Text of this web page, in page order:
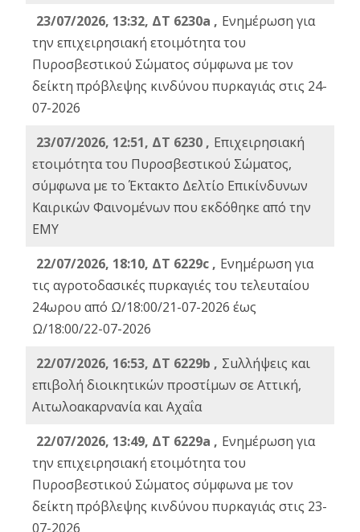
23/07/2026, 13:32, ΔΤ 6230a , Ενημέρωση για
την επιχειρησιακή ετοιμότητα του
Πυροσβεστικού Σώματος σύμφωνα με τον
δείκτη πρόβλεψης κινδύνου πυρκαγιάς στις 24-
07-2026
23/07/2026, 12:51, ΔΤ 6230 , Επιχειρησιακή
ετοιμότητα του Πυροσβεστικού Σώματος,
σύμφωνα με το Έκτακτο Δελτίο Επικίνδυνων
Καιρικών Φαινομένων που εκδόθηκε από την
ΕΜΥ
22/07/2026, 18:10, ΔΤ 6229c , Ενημέρωση για
τις αγροτοδασικές πυρκαγιές του τελευταίου
24ωρου από Ω/18:00/21-07-2026 έως
Ω/18:00/22-07-2026
22/07/2026, 16:53, ΔΤ 6229b , Σuλλήψεις και
επιβολή διοικητικών προστίμων σε Αττική,
Αιτωλοακαρνανία και Αχαΐα
22/07/2026, 13:49, ΔΤ 6229a , Ενημέρωση για
την επιχειρησιακή ετοιμότητα του
Πυροσβεστικού Σώματος σύμφωνα με τον
δείκτη πρόβλεψης κινδύνου πυρκαγιάς στις 23-
07-2026